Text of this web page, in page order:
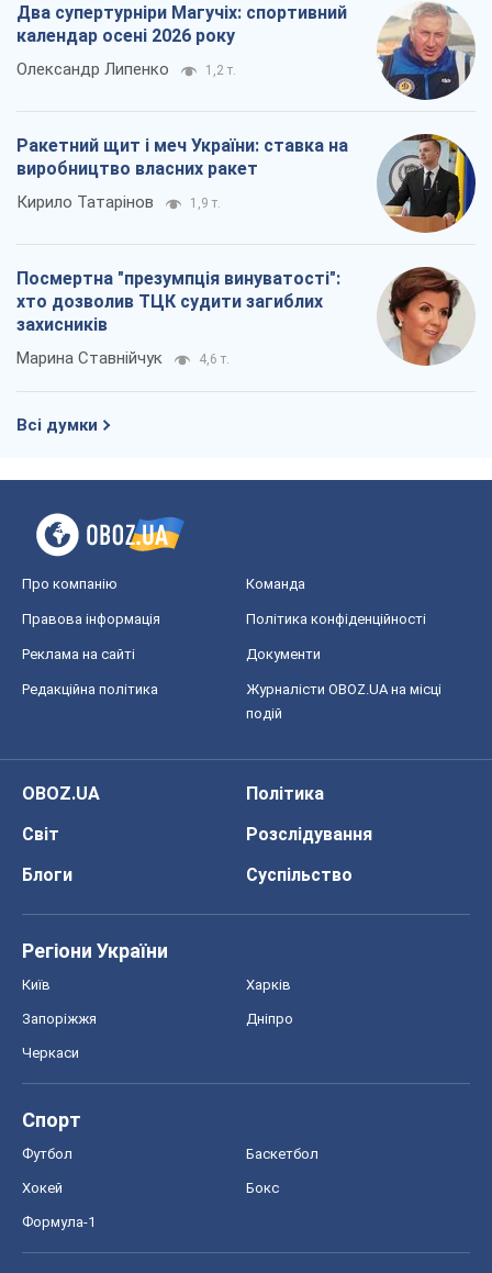
Два супертурніри Магучіх: спортивний
календар осені 2026 року
Олександр Липенко 1,2 т.
Ракетний щит і меч України: ставка на
виробництво власних ракет
Кирило Татарінов 1,9 т.
Посмертна "презумпція винуватості":
хто дозволив ТЦК судити загиблих
захисників
Марина Ставнійчук 4,6 т.
Всі думки
Про компанію Команда
Правова інформація Політика конфіденційності
Реклама на сайті Документи
Редакційна політика
Журналісти OBOZ.UA на місці
подій
OBOZ.UA
Політика
Світ
Розслідування
Блоги
Суспільство
Регіони України
Київ Харків
Запоріжжя Дніпро
Черкаси
Спорт
Футбол Баскетбол
Хокей Бокс
Формула-1